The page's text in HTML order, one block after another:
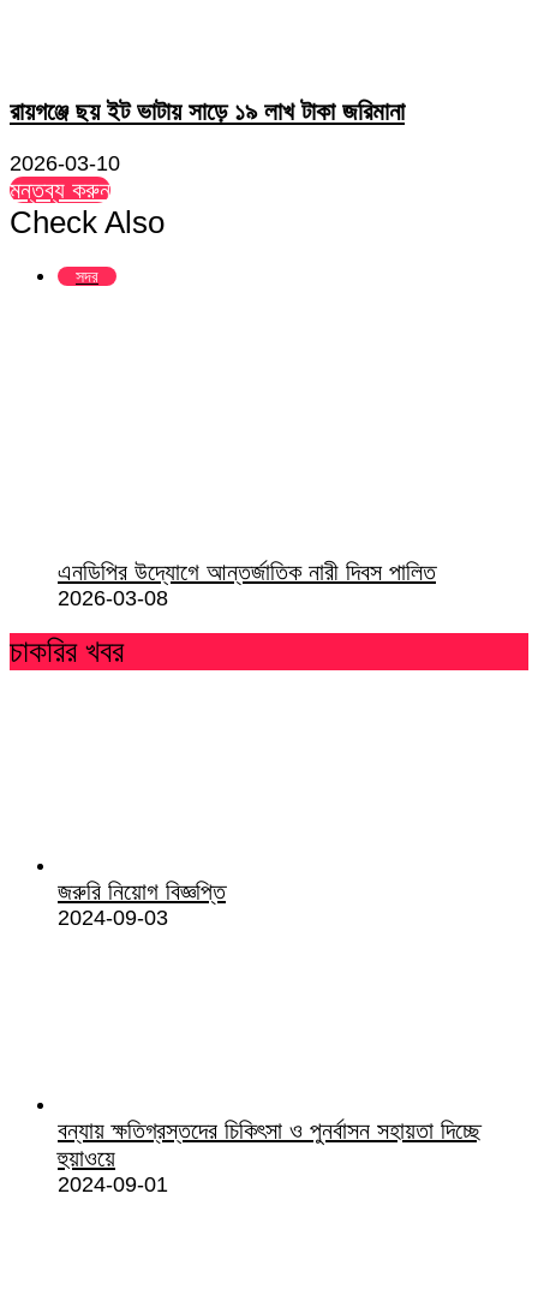
রায়গঞ্জে ছয় ইট ভাটায় সাড়ে ১৯ লাখ টাকা জরিমানা
2026-03-10
মন্তব্য করুন
Check Also
সদর
এনডিপির উদ্যোগে আন্তর্জাতিক নারী দিবস পালিত
2026-03-08
চাকরির খবর
জরুরি নিয়োগ বিজ্ঞপ্তি
2024-09-03
বন্যায় ক্ষতিগ্রস্তদের চিকিৎসা ও পুনর্বাসন সহায়তা দিচ্ছে
হুয়াওয়ে
2024-09-01